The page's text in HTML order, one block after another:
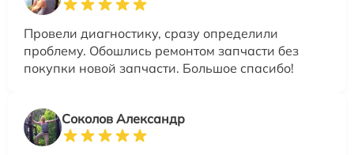
Провели диагностику, сразу определили
проблему. Обошлись ремонтом запчасти без
покупки новой запчасти. Большое спасибо!
Соколов Александр